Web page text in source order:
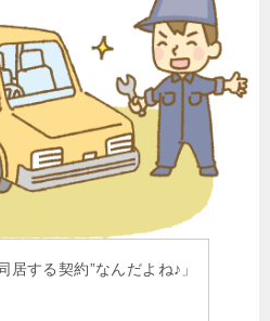
居する契約”なんだよね♪」